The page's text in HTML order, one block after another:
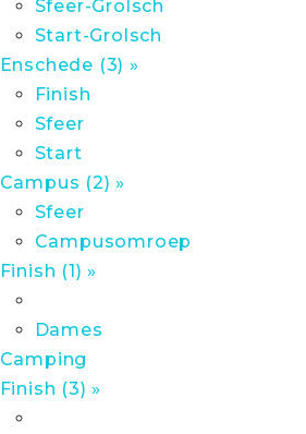
Sfeer-Grolsch
Start-Grolsch
Enschede (3) »
Finish
Sfeer
Start
Campus (2) »
Sfeer
Campusomroep
Finish (1) »
Dames
Camping
Finish (3) »